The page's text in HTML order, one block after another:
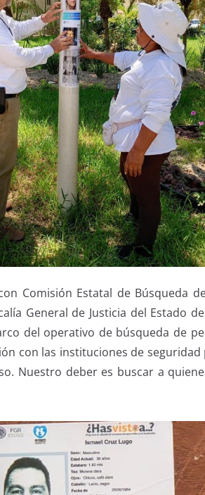
Comisión Estatal de Búsqueda
General de Justicia del Estado
del operativo de búsqueda de
con las instituciones de
Nuestro deber es buscar a